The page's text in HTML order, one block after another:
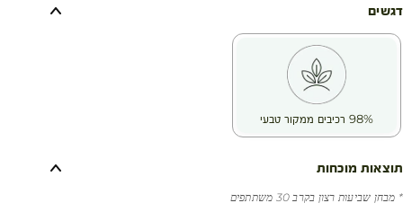
✅ מנקה מבלי לייבש
✅ מתאים לכל סוגי העור
דגשים
98% רכיבים ממקור טבעי
תוצאות מוכחות
* מבחן שביעות רצון בקרב 30 משתתפים